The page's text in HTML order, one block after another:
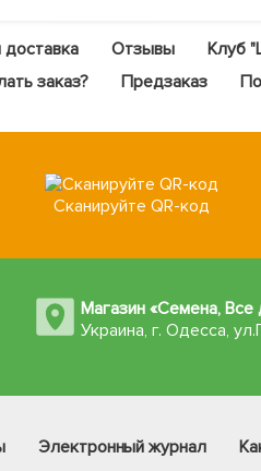
Отзывы
Клуб
заказ? Предзаказ
Сканируйте QR-код
Магазин «Семена, Все
Украина, г. Одесса,
Электронный журнал